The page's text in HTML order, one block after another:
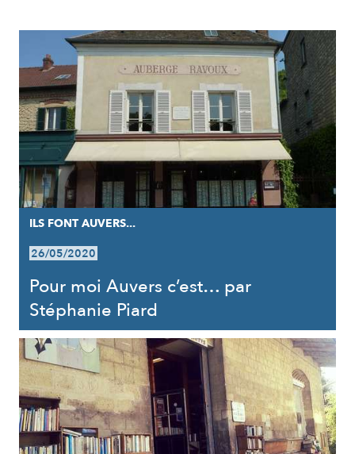
RÉSULTATS
ILS FONT AUVERS...
26/05/2020
Pour moi Auvers c’est… par
Stéphanie Piard